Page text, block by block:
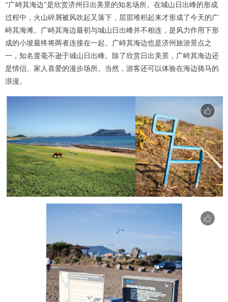
“广峙其海边”是欣赏济州日出美景的知名场所。在城山日出峰的形成
过程中，火山碎屑被风吹起又落下，层层堆积起来才形成了今天的广
峙其海滩。广峙其海边最初与城山日出峰并不相连，是风力作用下形
成的小坡最终将两者连接在一起。广峙其海边也是济州旅游景点之
一，知名度毫不逊于城山日出峰。除了欣赏日出美景，广峙其海边还
是情侣、家人喜爱的漫步场所。当然，游客还可以体验在海边骑马的
浪漫。